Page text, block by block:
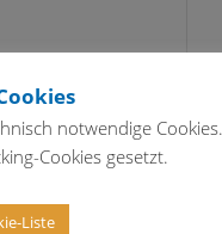
notwendige Cookies.
Cookies gesetzt.
Liste